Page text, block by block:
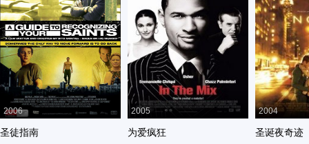
2006
圣徒指南
2005
为爱疯狂
2004
圣诞夜奇迹